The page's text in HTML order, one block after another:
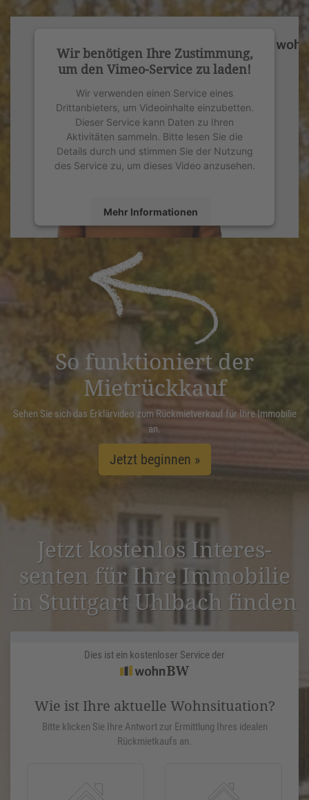
Wir benötigen Ihre Zustimmung,
um den Vimeo-Service zu laden!
Wir verwenden einen Service eines
Drittanbieters, um Videoinhalte einzubetten.
Dieser Service kann Daten zu Ihren
Aktivitäten sammeln. Bitte lesen Sie die
Details durch und stimmen Sie der Nutzung
des Service zu, um dieses Video anzusehen.
Mehr Informationen
powered by
Management Platform
So funktioniert der
Mietrückkauf
Sehen Sie sich das Erklärvideo zum Rückmietverkauf für Ihre Immobilie
an.
Jetzt beginnen »
Jetzt kostenlos Inter­es­
senten für Ihre Immobilie
in Stuttgart Uhlbach finden
Dies ist ein kostenloser Service der
Wie ist Ihre aktuelle Wohnsituation?
Bitte klicken Sie Ihre Antwort zur Ermittlung Ihres idealen
Rückmietkaufs an.